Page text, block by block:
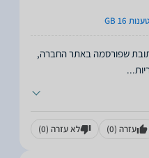
שפורסמה באתר החברה,
...
עזרה (0) לא עזרה (0)